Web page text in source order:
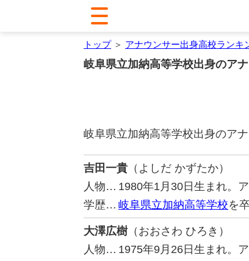
トップ＞ アナウンサー出身高校ランキ
岐阜県立加納高等学校出身のア
岐阜県立加納高等学校出身のア
吉田一貴 （よしだ かずたか）
人物… 1980年1月30日生まれ。
学歴… 岐阜県立加納高等学校を
大澤広樹（おおさわ ひろき）
人物… 1975年9月26日生まれ。